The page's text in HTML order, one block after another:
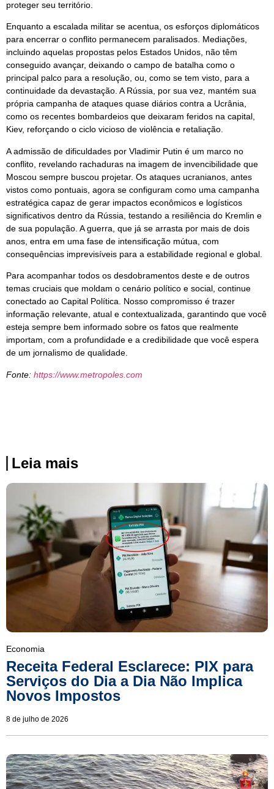
proteger seu território.
Enquanto a escalada militar se acentua, os esforços diplomáticos
para encerrar o conflito permanecem paralisados. Mediações,
incluindo aquelas propostas pelos Estados Unidos, não têm
conseguido avançar, deixando o campo de batalha como o
principal palco para a resolução, ou, como se tem visto, para a
continuidade da devastação. A Rússia, por sua vez, mantém sua
própria campanha de ataques quase diários contra a Ucrânia,
como os recentes bombardeios que deixaram feridos na capital,
Kiev, reforçando o ciclo vicioso de violência e retaliação.
A admissão de dificuldades por Vladimir Putin é um marco no
conflito, revelando rachaduras na imagem de invencibilidade que
Moscou sempre buscou projetar. Os ataques ucranianos, antes
vistos como pontuais, agora se configuram como uma campanha
estratégica capaz de gerar impactos econômicos e logísticos
significativos dentro da Rússia, testando a resiliência do Kremlin e
de sua população. A guerra, que já se arrasta por mais de dois
anos, entra em uma fase de intensificação mútua, com
consequências imprevisíveis para a estabilidade regional e global.
Para acompanhar todos os desdobramentos deste e de outros
temas cruciais que moldam o cenário político e social, continue
conectado ao Capital Política. Nosso compromisso é trazer
informação relevante, atual e contextualizada, garantindo que você
esteja sempre bem informado sobre os fatos que realmente
importam, com a profundidade e a credibilidade que você espera
de um jornalismo de qualidade.
Fonte: https://www.metropoles.com
Leia mais
Economia
Receita Federal Esclarece: PIX para
Serviços do Dia a Dia Não Implica
Novos Impostos
8 de julho de 2026